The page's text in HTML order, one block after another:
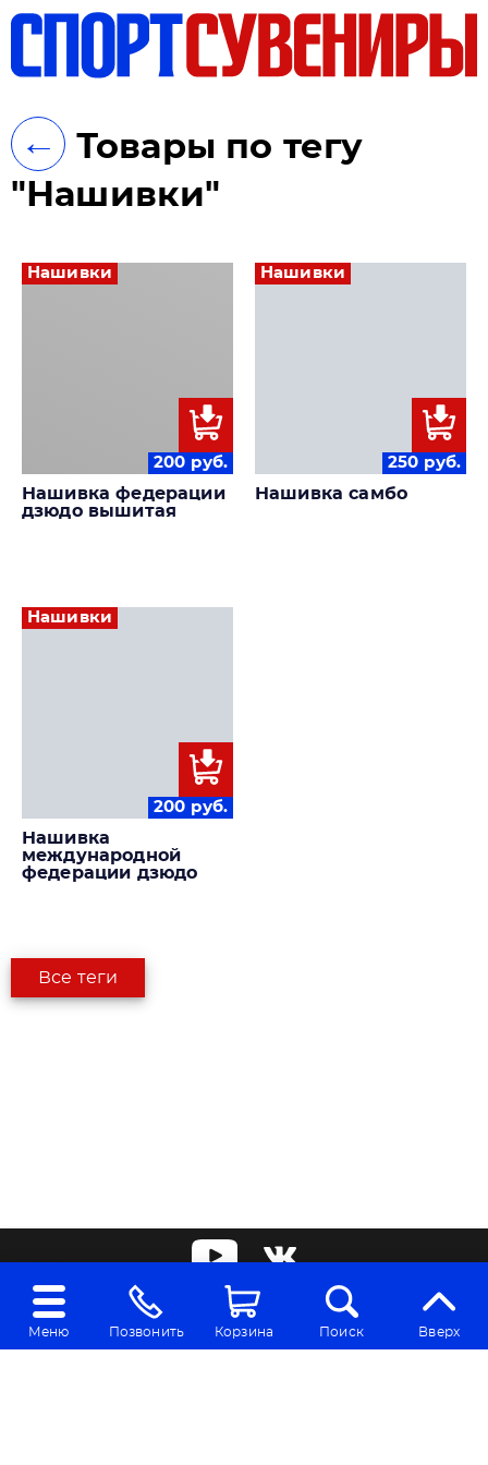
Меню Позвонить Корзина Поиск Вверх
←
Товары по тегу
"Нашивки"
Нашивки
200 руб.
Нашивка федерации
дзюдо вышитая
Нашивки
250 руб.
Нашивка самбо
Нашивки
200 руб.
Нашивка
международной
федерации дзюдо
Все теги
2010-2026 © Спортивные сувениры
Контакты